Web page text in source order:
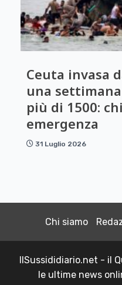
Ceuta invasa
una
più di 1500:
emergenza
31 Luglio 2026
Chi siamo
IlSussididiario.net - il
le ultime news